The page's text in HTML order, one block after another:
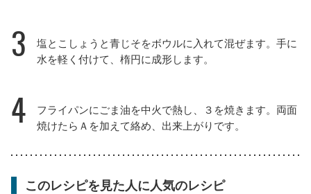
3
塩とこしょうと青じそをボウルに入れて混ぜます。手に
水を軽く付けて、楕円に成形します。
4
フライパンにごま油を中火で熱し、３を焼きます。両面
焼けたらＡを加えて絡め、出来上がりです。
このレシピを見た人に人気のレシピ